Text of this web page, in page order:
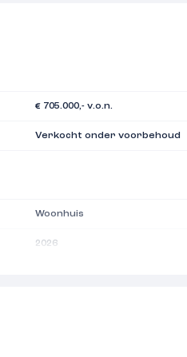
€ 705.000,- v.o.n.
Verkocht onder voorbehoud
Woonhuis
2026